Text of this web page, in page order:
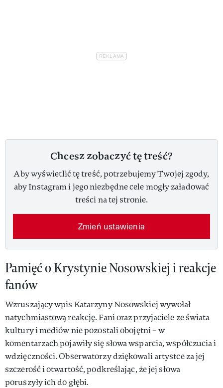
Chcesz zobaczyć tę treść?
Aby wyświetlić tę treść, potrzebujemy Twojej zgody,
aby Instagram i jego niezbędne cele mogły załadować
treści na tej stronie.
Zmień ustawienia
Pamięć o Krystynie Nosowskiej i reakcje
fanów
Wzruszający wpis Katarzyny Nosowskiej wywołał
natychmiastową reakcję. Fani oraz przyjaciele ze świata
kultury i mediów nie pozostali obojętni – w
komentarzach pojawiły się słowa wsparcia, współczucia i
wdzięczności. Obserwatorzy dziękowali artystce za jej
szczerość i otwartość, podkreślając, że jej słowa
poruszyły ich do głębi.